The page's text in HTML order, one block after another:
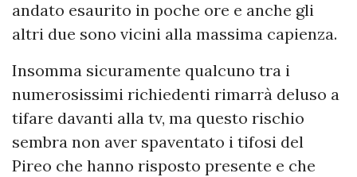
andato esaurito in poche ore e anche gli
altri due sono vicini alla massima capienza.
Insomma sicuramente qualcuno tra i
numerosissimi richiedenti rimarrà deluso a
tifare davanti alla tv, ma questo rischio
sembra non aver spaventato i tifosi del
Pireo che hanno risposto presente e che